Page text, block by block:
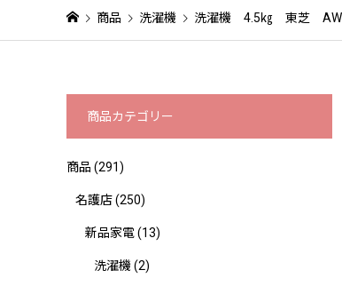
商品 洗濯機 洗濯機 4.5㎏ 東芝 AW-
商品カテゴリー
商品 (291)
名護店(250)
新品家電(13)
洗濯機 (2)